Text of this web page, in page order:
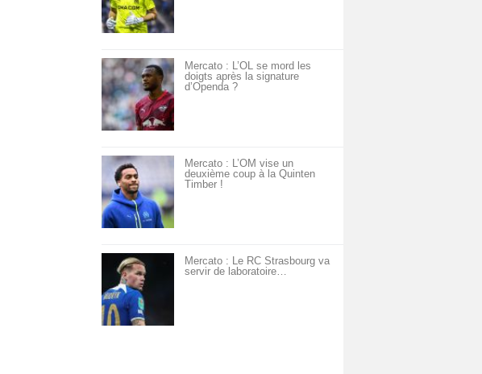
Mercato : L’OL se mord les
doigts après la signature
d’Openda ?
Mercato : L’OM vise un
deuxième coup à la Quinten
Timber !
Mercato : Le RC Strasbourg va
servir de laboratoire…